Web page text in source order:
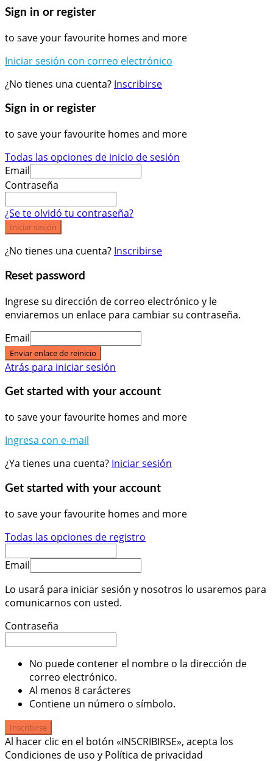
Sign in or register
to save your favourite homes and more
Iniciar sesión con correo electrónico
¿No tienes una cuenta? Inscribirse
Sign in or register
to save your favourite homes and more
Todas las opciones de inicio de sesión
Email
Contraseña
¿Se te olvidó tu contraseña?
Iniciar sesión
¿No tienes una cuenta? Inscribirse
Reset password
Ingrese su dirección de correo electrónico y le
enviaremos un enlace para cambiar su contraseña.
Email
Enviar enlace de reinicio
Atrás para iniciar sesión
Get started with your account
to save your favourite homes and more
Ingresa con e-mail
¿Ya tienes una cuenta? Iniciar sesión
Get started with your account
to save your favourite homes and more
Todas las opciones de registro
Email
Lo usará para iniciar sesión y nosotros lo usaremos para
comunicarnos con usted.
Contraseña
No puede contener el nombre o la dirección de
correo electrónico.
Al menos 8 carácteres
Contiene un número o símbolo.
Inscribirse
Al hacer clic en el botón «INSCRIBIRSE», acepta los
Condiciones de uso y Política de privacidad